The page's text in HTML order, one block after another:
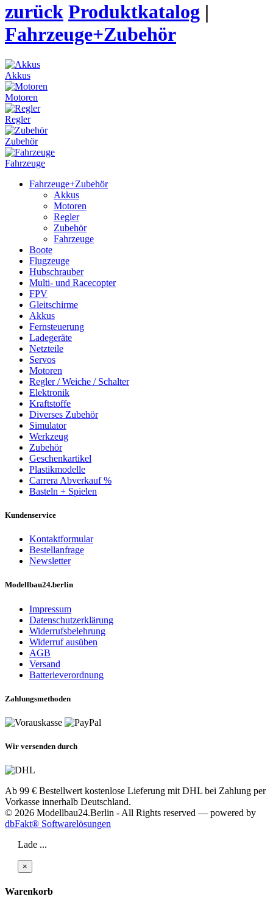
zurück Produktkatalog |
Fahrzeuge+Zubehör
Akkus
Motoren
Regler
Zubehör
Fahrzeuge
Fahrzeuge+Zubehör
Akkus
Motoren
Regler
Zubehör
Fahrzeuge
Boote
Flugzeuge
Hubschrauber
Multi- und Racecopter
FPV
Gleitschirme
Akkus
Fernsteuerung
Ladegeräte
Netzteile
Servos
Motoren
Regler / Weiche / Schalter
Elektronik
Kraftstoffe
Diverses Zubehör
Simulator
Werkzeug
Zubehör
Geschenkartikel
Plastikmodelle
Carrera Abverkauf %
Basteln + Spielen
Kundenservice
Kontaktformular
Bestellanfrage
Newsletter
Modellbau24.berlin
Impressum
Datenschutzerklärung
Widerrufsbelehrung
Widerruf ausüben
AGB
Versand
Batterieverordnung
Zahlungsmethoden
Wir versenden durch
Ab 99 € Bestellwert kostenlose Lieferung mit DHL bei Zahlung per
Vorkasse innerhalb Deutschland.
© 2026 Modellbau24.Berlin - All Rights reserved — powered by
dbFakt® Softwarelösungen
Lade ...
×
Warenkorb